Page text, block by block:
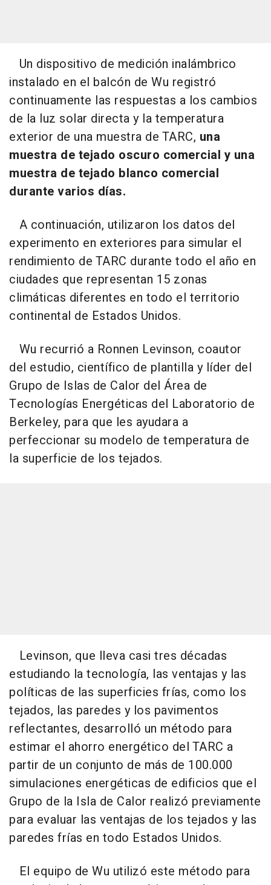
Un dispositivo de medición inalámbrico
instalado en el balcón de Wu registró
continuamente las respuestas a los cambios
de la luz solar directa y la temperatura
exterior de una muestra de TARC, una
muestra de tejado oscuro comercial y una
muestra de tejado blanco comercial
durante varios días.
A continuación, utilizaron los datos del
experimento en exteriores para simular el
rendimiento de TARC durante todo el año en
ciudades que representan 15 zonas
climáticas diferentes en todo el territorio
continental de Estados Unidos.
Wu recurrió a Ronnen Levinson, coautor
del estudio, científico de plantilla y líder del
Grupo de Islas de Calor del Área de
Tecnologías Energéticas del Laboratorio de
Berkeley, para que les ayudara a
perfeccionar su modelo de temperatura de
la superficie de los tejados.
Levinson, que lleva casi tres décadas
estudiando la tecnología, las ventajas y las
políticas de las superficies frías, como los
tejados, las paredes y los pavimentos
reflectantes, desarrolló un método para
estimar el ahorro energético del TARC a
partir de un conjunto de más de 100.000
simulaciones energéticas de edificios que el
Grupo de la Isla de Calor realizó previamente
para evaluar las ventajas de los tejados y las
paredes frías en todo Estados Unidos.
El equipo de Wu utilizó este método para